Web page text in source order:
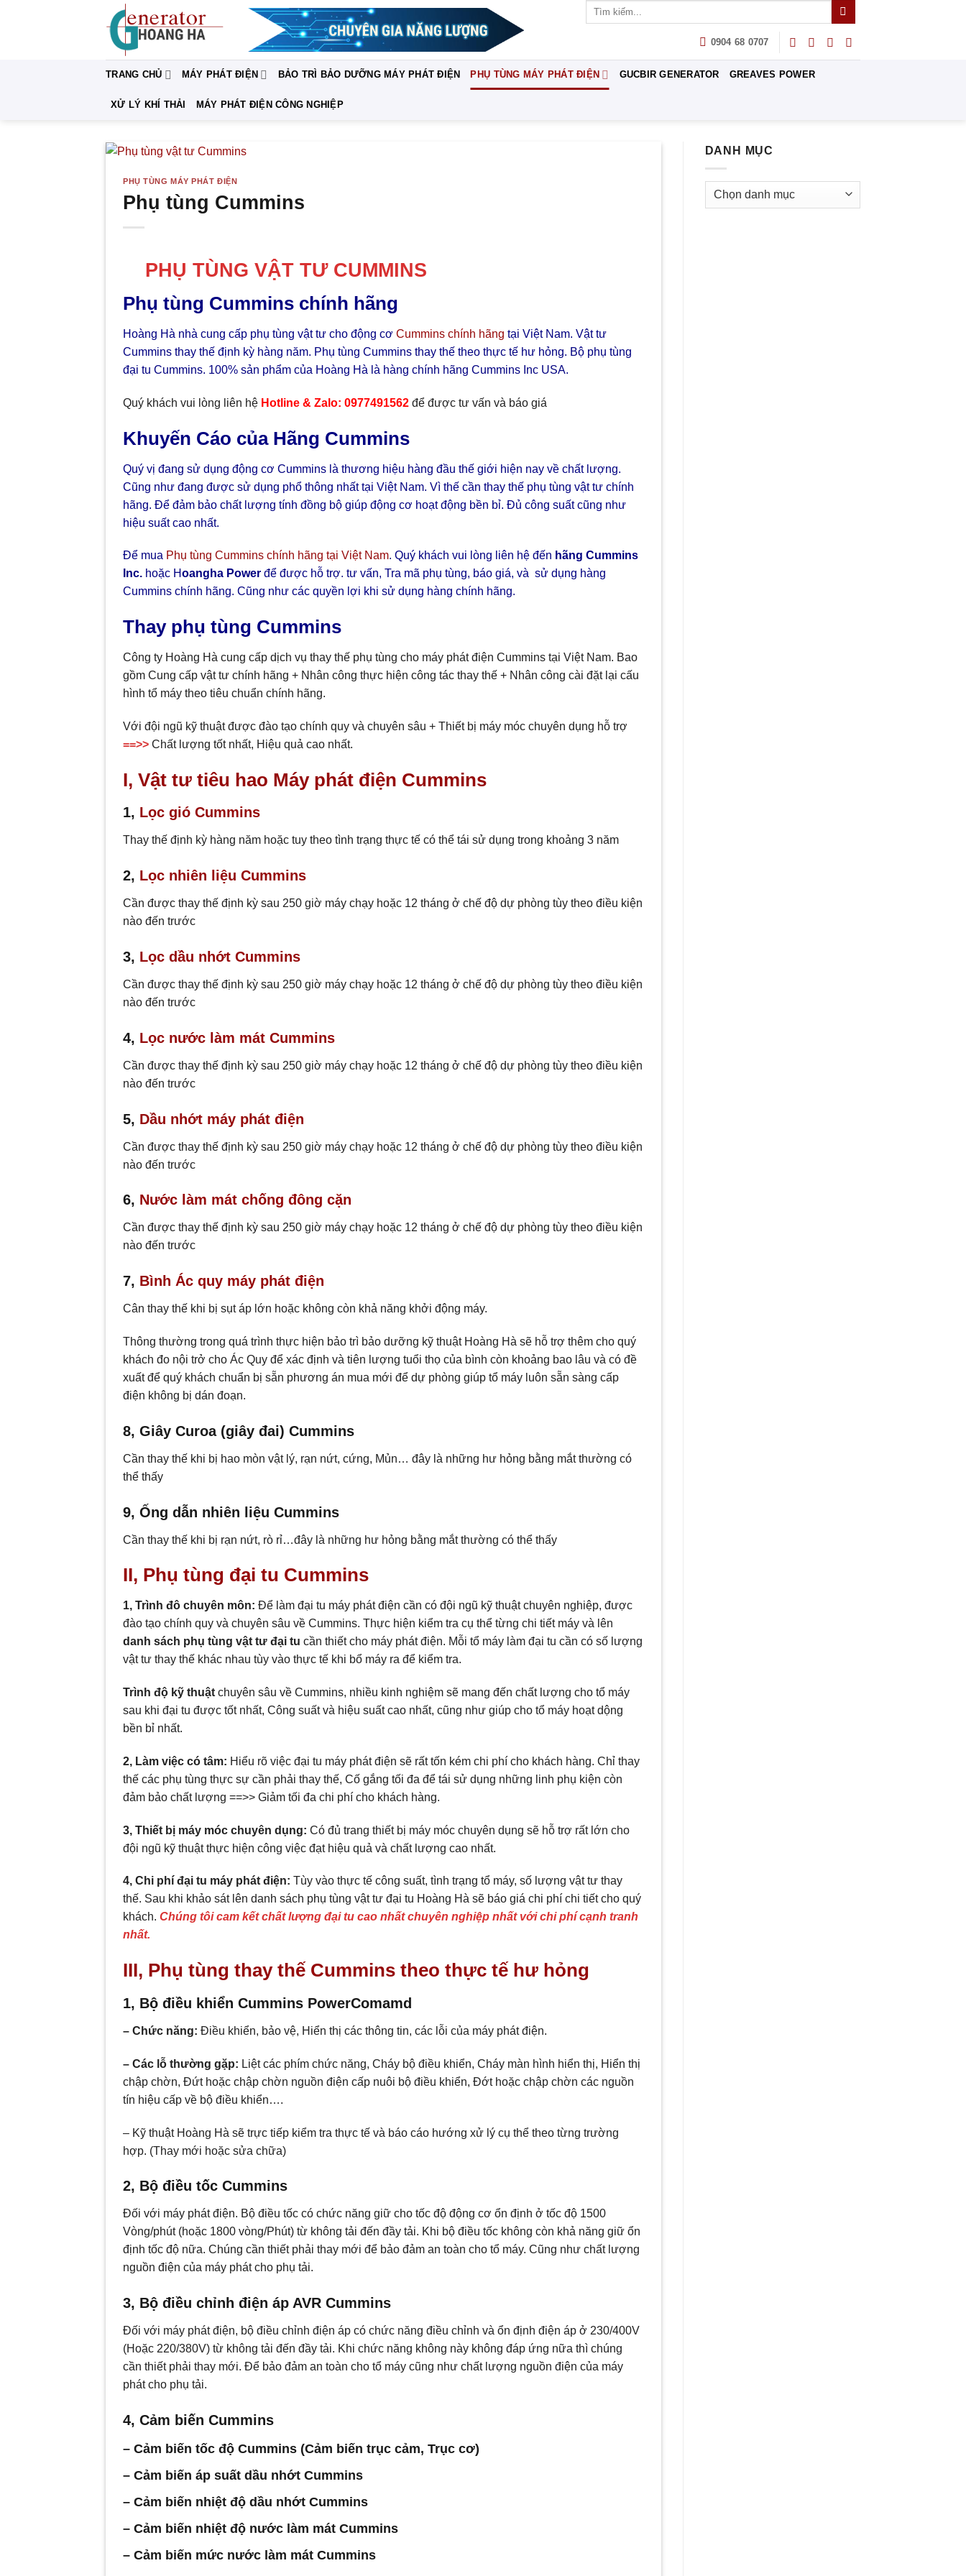
Tìm
0904 68 0707
TRANG CHỦ MÁY PHÁT ĐIỆN BẢO TRÌ BẢO DƯỠNG MÁY PHÁT ĐIỆN PHỤ TÙNG MÁY PHÁT ĐIỆN GUCBIR GENERATOR GREAVES POWER
XỬ LÝ KHÍ THẢI MÁY PHÁT ĐIỆN CÔNG NGHIỆP
PHỤ TÙNG MÁY PHÁT ĐIỆN
Phụ tùng Cummins
PHỤ TÙNG VẬT TƯ CUMMINS
Phụ tùng Cummins chính hãng
Hoàng Hà nhà cung cấp phụ tùng vật tư cho động cơ Cummins chính hãng tại Việt Nam. Vật tư
Cummins thay thế định kỳ hàng năm. Phụ tùng Cummins thay thế theo thực tế hư hỏng. Bộ phụ tùng
đại tu Cummins. 100% sản phẩm của Hoàng Hà là hàng chính hãng Cummins Inc USA.
Quý khách vui lòng liên hệ Hotline & Zalo: 0977491562 để được tư vấn và báo giá
Khuyến Cáo của Hãng Cummins
Quý vị đang sử dụng động cơ Cummins là thương hiệu hàng đầu thế giới hiện nay về chất lượng.
Cũng như đang được sử dụng phổ thông nhất tại Việt Nam. Vì thế cần thay thế phụ tùng vật tư chính
hãng. Để đảm bảo chất lượng tính đồng bộ giúp động cơ hoạt động bền bỉ. Đủ công suất cũng như
hiệu suất cao nhất.
Để mua Phụ tùng Cummins chính hãng tại Việt Nam. Quý khách vui lòng liên hệ đến hãng Cummins
Inc. hoặc Hoangha Power để được hỗ trợ. tư vấn, Tra mã phụ tùng, báo giá, và sử dụng hàng
Cummins chính hãng. Cũng như các quyền lợi khi sử dụng hàng chính hãng.
Thay phụ tùng Cummins
Công ty Hoàng Hà cung cấp dịch vụ thay thế phụ tùng cho máy phát điện Cummins tại Việt Nam. Bao
gồm Cung cấp vật tư chính hãng + Nhân công thực hiện công tác thay thế + Nhân công cài đặt lại cấu
hình tổ máy theo tiêu chuẩn chính hãng.
Với đội ngũ kỹ thuật được đào tạo chính quy và chuyên sâu + Thiết bị máy móc chuyên dụng hỗ trợ
==>> Chất lượng tốt nhất, Hiệu quả cao nhất.
I, Vật tư tiêu hao Máy phát điện Cummins
1, Lọc gió Cummins
Thay thế định kỳ hàng năm hoặc tuy theo tình trạng thực tế có thể tái sử dụng trong khoảng 3 năm
2, Lọc nhiên liệu Cummins
Cần được thay thế định kỳ sau 250 giờ máy chạy hoặc 12 tháng ở chế độ dự phòng tùy theo điều kiện
nào đến trước
3, Lọc dầu nhớt Cummins
Cần được thay thế định kỳ sau 250 giờ máy chạy hoặc 12 tháng ở chế độ dự phòng tùy theo điều kiện
nào đến trước
4, Lọc nước làm mát Cummins
Cần được thay thế định kỳ sau 250 giờ máy chạy hoặc 12 tháng ở chế độ dự phòng tùy theo điều kiện
nào đến trước
5, Dầu nhớt máy phát điện
Cần được thay thế định kỳ sau 250 giờ máy chạy hoặc 12 tháng ở chế độ dự phòng tùy theo điều kiện
nào đến trước
6, Nước làm mát chống đông cặn
Cần được thay thế định kỳ sau 250 giờ máy chạy hoặc 12 tháng ở chế độ dự phòng tùy theo điều kiện
nào đến trước
7, Bình Ác quy máy phát điện
Cân thay thế khi bị sụt áp lớn hoặc không còn khả năng khởi động máy.
Thông thường trong quá trình thực hiện bảo trì bảo dưỡng kỹ thuật Hoàng Hà sẽ hỗ trợ thêm cho quý
khách đo nội trở cho Ác Quy để xác định và tiên lượng tuổi thọ của bình còn khoảng bao lâu và có đề
xuất để quý khách chuẩn bị sẵn phương án mua mới để dự phòng giúp tổ máy luôn sẵn sàng cấp
điện không bị dán đoạn.
8, Giây Curoa (giây đai) Cummins
Cần thay thế khi bị hao mòn vật lý, rạn nứt, cứng, Mủn… đây là những hư hỏng bằng mắt thường có
thể thấy
9, Ống dẫn nhiên liệu Cummins
Cần thay thế khi bị rạn nứt, rò rỉ…đây là những hư hỏng bằng mắt thường có thể thấy
II, Phụ tùng đại tu Cummins
1, Trình đô chuyên môn: Để làm đại tu máy phát điện cần có đội ngũ kỹ thuật chuyên nghiệp, được
đào tạo chính quy và chuyên sâu về Cummins. Thực hiện kiểm tra cụ thể từng chi tiết máy và lên
danh sách phụ tùng vật tư đại tu cần thiết cho máy phát điện. Mỗi tổ máy làm đại tu cần có số lượng
vật tư thay thế khác nhau tùy vào thực tế khi bổ máy ra để kiểm tra.
Trình độ kỹ thuật chuyên sâu về Cummins, nhiều kinh nghiệm sẽ mang đến chất lượng cho tổ máy
sau khi đại tu được tốt nhất, Công suất và hiệu suất cao nhất, cũng như giúp cho tổ máy hoạt dộng
bền bỉ nhất.
2, Làm việc có tâm: Hiểu rõ việc đại tu máy phát điện sẽ rất tốn kém chi phí cho khách hàng. Chỉ thay
thế các phụ tùng thực sự cần phải thay thế, Cố gắng tối đa để tái sử dụng những linh phụ kiện còn
đảm bảo chất lượng ==>> Giảm tối đa chi phí cho khách hàng.
3, Thiết bị máy móc chuyên dụng: Có đủ trang thiết bị máy móc chuyên dụng sẽ hỗ trợ rất lớn cho
đội ngũ kỹ thuật thực hiện công việc đạt hiệu quả và chất lượng cao nhất.
4, Chi phí đại tu máy phát điện: Tùy vào thực tế công suất, tình trạng tổ máy, số lượng vật tư thay
thế. Sau khi khảo sát lên danh sách phụ tùng vật tư đại tu Hoàng Hà sẽ báo giá chi phí chi tiết cho quý
khách. Chúng tôi cam kết chất lượng đại tu cao nhất chuyên nghiệp nhất với chi phí cạnh tranh
nhất.
III, Phụ tùng thay thế Cummins theo thực tế hư hỏng
1, Bộ điều khiển Cummins PowerComamd
– Chức năng: Điều khiển, bảo vệ, Hiển thị các thông tin, các lỗi của máy phát điện.
– Các lỗ thường gặp: Liệt các phím chức năng, Cháy bộ điều khiển, Cháy màn hình hiển thị, Hiển thị
chập chờn, Đứt hoặc chập chờn nguồn điện cấp nuôi bộ điều khiển, Đớt hoặc chập chờn các nguồn
tín hiệu cấp về bộ điều khiển….
– Kỹ thuật Hoàng Hà sẽ trực tiếp kiểm tra thực tế và báo cáo hướng xử lý cụ thể theo từng trường
hợp. (Thay mới hoặc sửa chữa)
2, Bộ điều tốc Cummins
Đối với máy phát điện. Bộ điều tốc có chức năng giữ cho tốc độ động cơ ổn định ở tốc độ 1500
Vòng/phút (hoặc 1800 vòng/Phút) từ không tải đến đầy tải. Khi bộ điều tốc không còn khả năng giữ ổn
định tốc độ nữa. Chúng cần thiết phải thay mới để bảo đảm an toàn cho tổ máy. Cũng như chất lượng
nguồn điện của máy phát cho phụ tải.
3, Bộ điều chỉnh điện áp AVR Cummins
Đối với máy phát điện, bộ điều chỉnh điện áp có chức năng điều chỉnh và ổn định điện áp ở 230/400V
(Hoặc 220/380V) từ không tải đến đầy tải. Khi chức năng không này không đáp ứng nữa thì chúng
cần thiết phải thay mới. Để bảo đảm an toàn cho tổ máy cũng như chất lượng nguồn điện của máy
phát cho phụ tải.
4, Cảm biến Cummins
– Cảm biến tốc độ Cummins (Cảm biến trục cảm, Trục cơ)
– Cảm biến áp suất dầu nhớt Cummins
– Cảm biến nhiệt độ dầu nhớt Cummins
– Cảm biến nhiệt độ nước làm mát Cummins
– Cảm biến mức nước làm mát Cummins
DANH MỤC
Danh